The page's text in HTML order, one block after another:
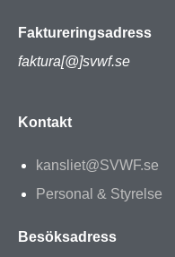
Faktureringsadress
faktura[@]svwf.se
Kontakt
kansliet@SVWF.se
Personal & Styrelse
Besöksadress